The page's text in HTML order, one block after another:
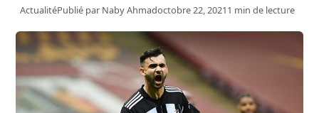
ActualitéPublié par Naby Ahmadoctobre 22, 20211 min de lecture